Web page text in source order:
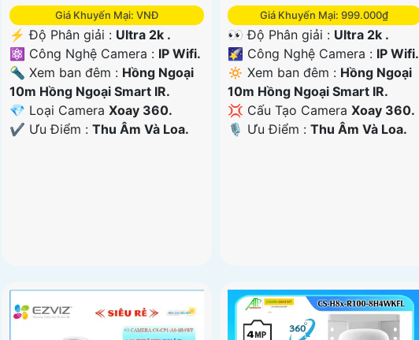
Giá Khuyến Mại: VNĐ
️⚡ Độ Phân giải : Ultra 2k .
⚛️ Công Nghệ Camera : IP Wifi.
🔦 Xem ban đêm : Hồng Ngoại
10m Hồng Ngoại Smart IR.
💎 Loại CameraXoay 360.
️✔️ Ưu Điểm :Thu Âm Và Loa.
Giá Khuyến Mại: 999.000₫
👀 Độ Phân giải : Ultra 2k .
🌠 Công Nghệ Camera : IP Wifi.
🔅 Xem ban đêm : Hồng Ngoại
10m Hồng Ngoại Smart IR.
💢 Cấu Tạo Camera Xoay 360.
️🎙 Ưu Điểm : Thu Âm Và Loa.